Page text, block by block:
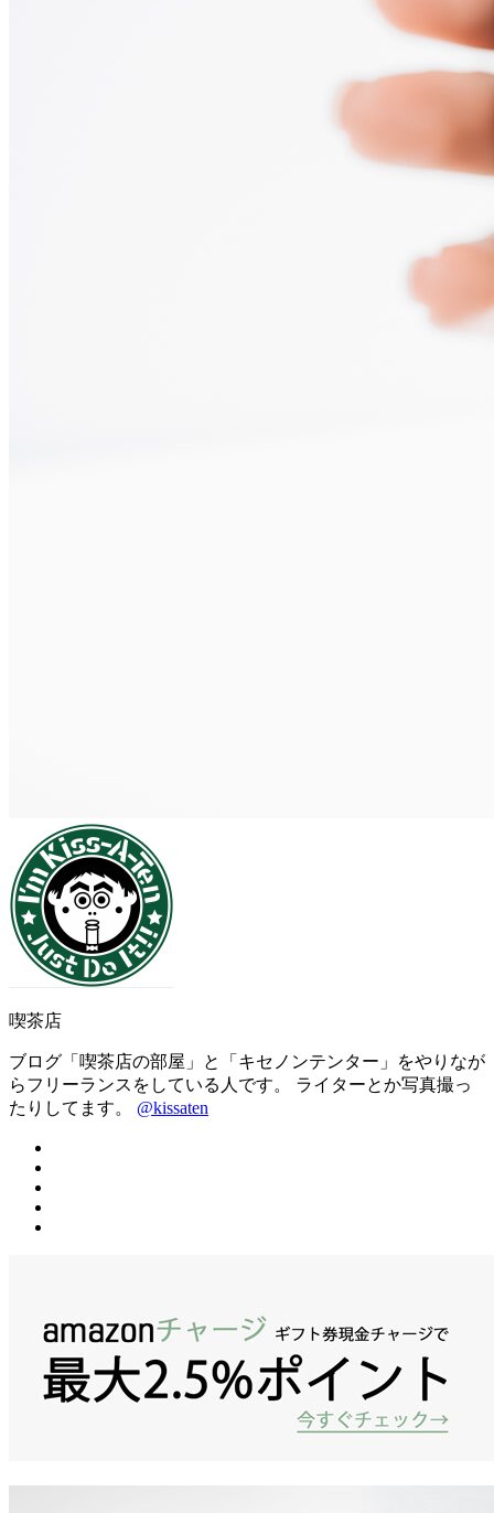
喫茶店
ブログ「喫茶店の部屋」と「キセノンテンター」をやりなが
らフリーランスをしている人です。 ライターとか写真撮っ
たりしてます。 @kissaten